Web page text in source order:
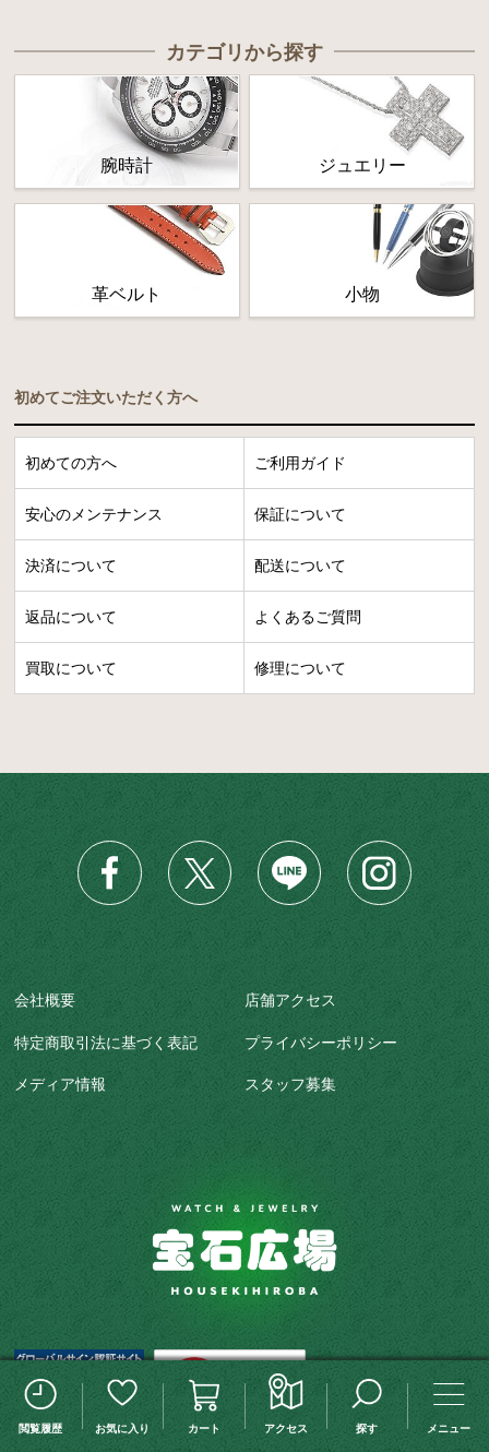
カテゴリから探す
腕時計 ジュエリー
革ベルト 小物
初めてご注文いただく方へ
初めての方へ ご利用ガイド
安心のメンテナンス 保証について
決済について 配送について
返品について よくあるご質問
買取について 修理について
会社概要 店舗アクセス
特定商取引法に基づく表記 プライバシーポリシー
メディア情報 スタッフ募集
閲覧履歴 お気に入り カート アクセス 探す メニュー
この検索条件を保存する 検索条件変更